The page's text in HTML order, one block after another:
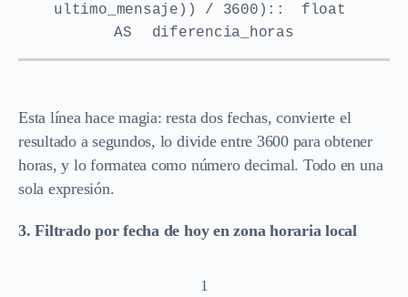
ultimo_mensaje)) / 3600)::
float
AS
diferencia_horas
Esta línea hace magia: resta dos fechas, convierte el
resultado a segundos, lo divide entre 3600 para obtener
horas, y lo formatea como número decimal. Todo en una
sola expresión.
3. Filtrado por fecha de hoy en zona horaria local
1